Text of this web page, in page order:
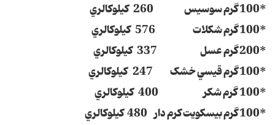
*100 گرم سوسيس 260 کيلوکالري
*100 گرم شکلات 576 کيلوکالري
*200 گرم عسل 337 کيلوکالري
*100 گرم قيسي خشک 247 کيلوکالري
*100 گرم شکر 400 کيلوکالري
*100 گرم بيسکويت کرم دار 480 کيلوکالري